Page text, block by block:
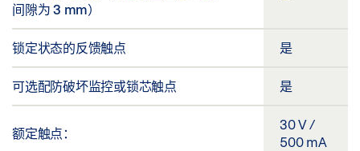
间隙为 3 mm）
锁定状态的反馈触点 是
可选配防破坏监控或锁芯触点 是
额定触点：
30 V /
500 mA